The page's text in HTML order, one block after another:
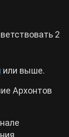
2
или выше.
Архонтов